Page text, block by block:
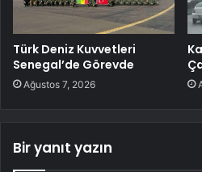
Türk Deniz Kuvvetleri
Senegal’de Görevde
Ağustos 7, 2026
Bir yanıt yazın